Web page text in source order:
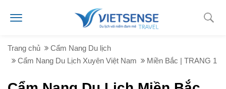
Trang chủ
Cẩm Nang Du lịch
Cẩm Nang Du Lịch Xuyên Việt Nam
Miền Bắc | TRANG 1